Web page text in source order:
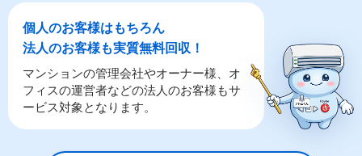
個人のお客様はもちろん
法人のお客様も実質無料回収！
マンションの管理会社やオーナー様、オ
フィスの運営者などの法人のお客様もサ
ービス対象となります。